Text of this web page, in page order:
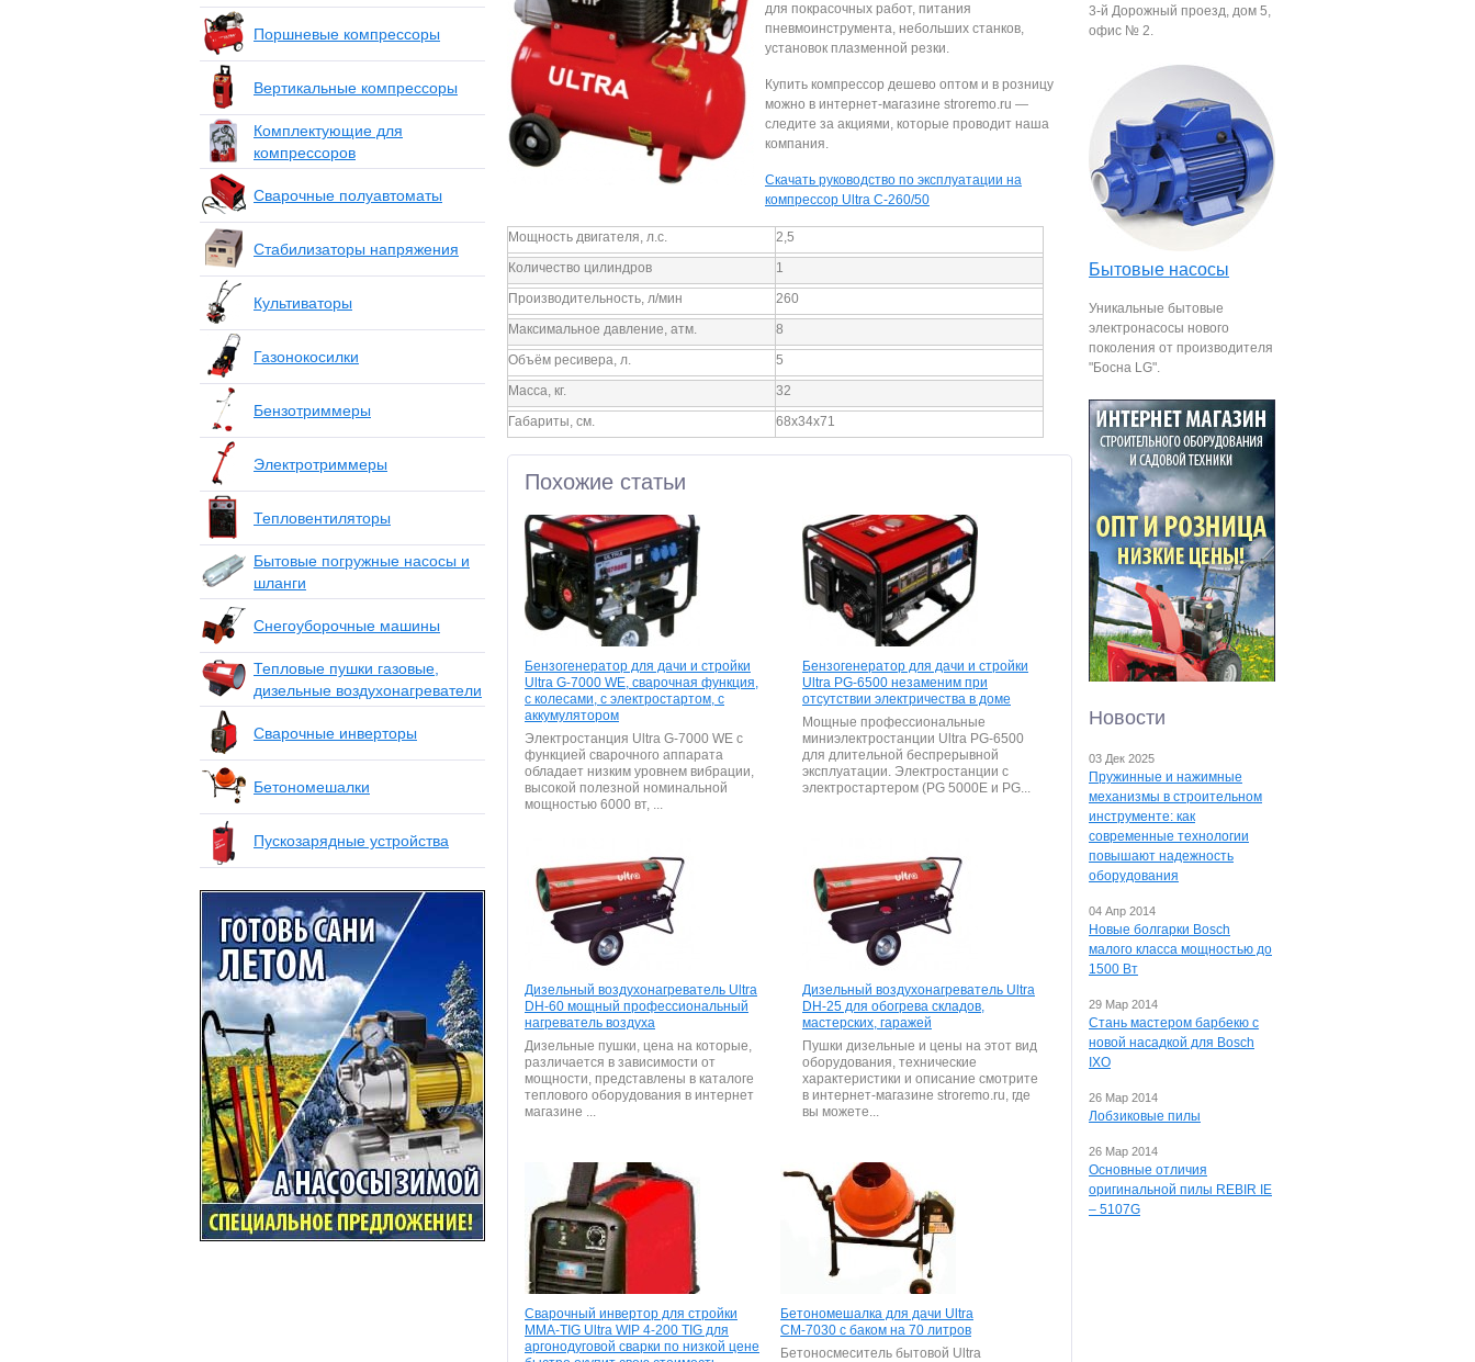
Поршневые компрессоры
Вертикальные компрессоры
Комплектующие для
компрессоров
Сварочные полуавтоматы
Стабилизаторы напряжения
Культиваторы
Газонокосилки
Бензотриммеры
Электротриммеры
Тепловентиляторы
Бытовые погружные насосы и
шланги
Снегоуборочные машины
Тепловые пушки газовые,
дизельные воздухонагреватели
Сварочные инверторы
Бетономешалки
Пускозарядные устройства
для покрасочных работ, питания
пневмоинструмента, небольших станков,
установок плазменной резки.
Купить компрессор дешево оптом и в розницу
можно в интернет-магазине stroremo.ru —
следите за акциями, которые проводит наша
компания.
Скачать руководство по эксплуатации на
компрессор Ultra C-260/50
Мощность двигателя, л.с.
2,5
Количество цилиндров
1
Производительность, л/мин
260
Максимальное давление, атм.
8
Объём ресивера, л.
5
Масса, кг.
32
Габариты, см.
68х34х71
Похожие статьи
Бензогенератор для дачи и стройки
Ultra G-7000 WE, сварочная функция,
с колесами, с электростартом, с
аккумулятором
Электростанция Ultra G-7000 WE с
функцией сварочного аппарата
обладает низким уровнем вибрации,
высокой полезной номинальной
мощностью 6000 вт, ...
Бензогенератор для дачи и стройки
Ultra PG-6500 незаменим при
отсутствии электричества в доме
Мощные профессиональные
миниэлектростанции Ultra PG-6500
для длительной беспрерывной
эксплуатации. Электростанции с
электростартером (PG 5000E и PG...
Дизельный воздухонагреватель Ultra
DH-60 мощный профессиональный
нагреватель воздуха
Дизельные пушки, цена на которые,
различается в зависимости от
мощности, представлены в каталоге
теплового оборудования в интернет
магазине ...
Дизельный воздухонагреватель Ultra
DH-25 для обогрева складов,
мастерских, гаражей
Пушки дизельные и цены на этот вид
оборудования, технические
характеристики и описание смотрите
в интернет-магазине stroremo.ru, где
вы можете...
Сварочный инвертор для стройки
MMA-TIG Ultra WIP 4-200 TIG для
аргонодуговой сварки по низкой цене
Бетономешалка для дачи Ultra
СМ-7030 с баком на 70 литров
Бетоносмеситель бытовой Ultra
3-й Дорожный проезд, дом 5,
офис № 2.
Бытовые насосы
Уникальные бытовые
электронасосы нового
поколения от производителя
"Босна LG".
Новости
03 Дек 2025
Пружинные и нажимные
механизмы в строительном
инструменте: как
современные технологии
повышают надежность
оборудования
04 Апр 2014
Новые болгарки Bosch
малого класса мощностью до
1500 Вт
29 Мар 2014
Стань мастером барбекю с
новой насадкой для Bosch
IXO
26 Мар 2014
Лобзиковые пилы
26 Мар 2014
Основные отличия
оригинальной пилы REBIR IE
– 5107G